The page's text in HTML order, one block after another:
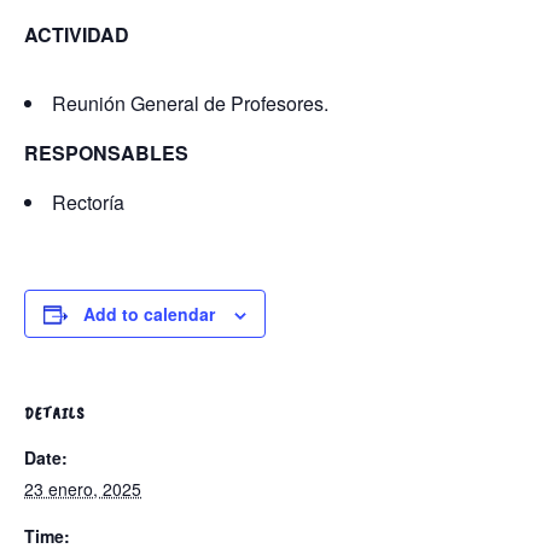
ACTIVIDAD
Reunión General de Profesores.
RESPONSABLES
Rectoría
Add to calendar
DETAILS
Date:
23 enero, 2025
Time: